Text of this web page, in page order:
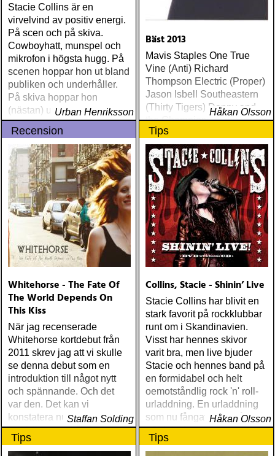
Stacie Collins är en
virvelvind av positiv energi.
På scen och på skiva.
Cowboyhatt, munspel och
mikrofon i högsta hugg. På
scenen hoppar hon ut bland
publiken och underhåller.
På skiva hoppar hon
(nästan) ut ur högtalarna
Urban Henriksson
Bäst 2013
Mavis Staples One True
Vine (Anti) Richard
Thompson Electric (Proper)
Jason Isbell Southeastern
(Thirty Tigers) Danny and
the Champions of the World
Stay True (Loose) Slow Fox
Just Like the Birds (Rootsy)
Steve Earle The Low
Highway (New West) Bob
Dylan Another Self Portrait
(Columbia) Halden Electric
Women (Rootsy) Rokia
Traoré Beautiful Africa
(Nonesuch) Sam Baker Say
Grace (Sam Baker Music)
Guy Clark My Favorite
Richard Lindgren Driftwood
(Rootsy) Chip Taylor Block
Out The Sirens Of This
Lonely World (Trainwreck)
Nick Cave & The Bad
Seeds Push The Sky Away
(Bad Seed) Andi Almqvist
Warsaw Holiday (Rootsy)
Townes Van Zandt
Sunshine Boy: The
Unheard Studio Sessions &
Demos 1971-1972
(Omnivore) Naturligtvis
Håkan Olsson
Recension
Whitehorse - The Fate Of
The World Depends On
This Kiss
När jag recenserade
Whitehorse kortdebut från
2011 skrev jag att vi skulle
se denna debut som en
introduktion till något nytt
och spännande. Och det
var den. Det kan vi
konstatera nu när
uppföljaren är på plats
Staffan Solding
Tips
Collins, Stacie - Shinin’ Live
Stacie Collins har blivit en
stark favorit på rockklubbar
runt om i Skandinavien.
Visst har hennes skivor
varit bra, men live bjuder
Stacie och hennes band på
en formidabel och helt
oemotståndlig rock 'n' roll-
urladdning. En urladdning
som nu fångats upp på
»Shinin' Live«
Håkan Olsson
Tips Tips